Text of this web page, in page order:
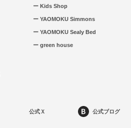
ー Kids Shop
ー YAOMOKU Simmons
ー YAOMOKU Sealy Bed
ー green house
公式Ｘ 公式ブログ